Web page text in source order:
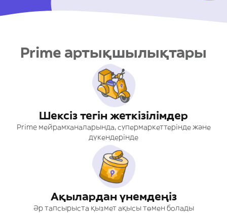
Prime артықшылықтары
Шексіз тегін жеткізілімдер
Prime мейрамханаларында, супермаркеттерінде және
дүкендерінде
Ақылардан үнемдеңіз
Әр тапсырыста қызмет ақысы төмен болады